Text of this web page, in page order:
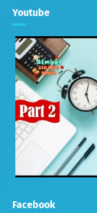
Youtube
Facebook